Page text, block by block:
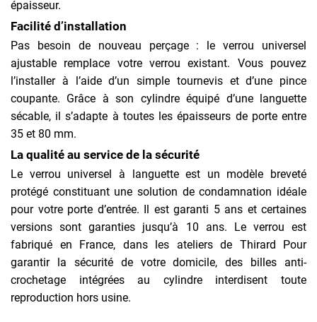
épaisseur.
Facilité d’installation
Pas besoin de nouveau perçage : le verrou universel
ajustable remplace votre verrou existant. Vous pouvez
l’installer à l’aide d’un simple tournevis et d’une pince
coupante. Grâce à son cylindre équipé d’une languette
sécable, il s’adapte à toutes les épaisseurs de porte entre
35 et 80 mm.
La qualité au service de la sécurité
Le verrou universel à languette est un modèle breveté
protégé constituant une solution de condamnation idéale
pour votre porte d’entrée. Il est garanti 5 ans et certaines
versions sont garanties jusqu’à 10 ans. Le verrou est
fabriqué en France, dans les ateliers de Thirard Pour
garantir la sécurité de votre domicile, des billes anti-
crochetage intégrées au cylindre interdisent toute
reproduction hors usine.